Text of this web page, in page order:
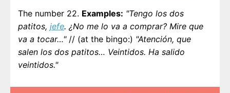
The number 22. Examples: "Tengo los dos
patitos, jefe. ¿No me lo va a comprar? Mire que
va a tocar…"// (at the bingo:) "Atención, que
salen los dos patitos… Veintidos. Ha salido
veintidos."